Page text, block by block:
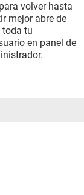
volver hasta
mejor abre de
toda tu
en panel de